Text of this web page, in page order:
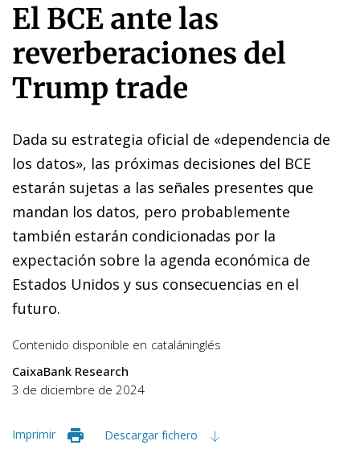
El BCE ante las
reverberaciones del
Trump trade
Dada su estrategia oficial de «dependencia de
los datos», las próximas decisiones del BCE
estarán sujetas a las señales presentes que
mandan los datos, pero probablemente
también estarán condicionadas por la
expectación sobre la agenda económica de
Estados Unidos y sus consecuencias en el
futuro.
Contenido disponible en cataláninglés
CaixaBank Research
3 de diciembre de 2024
Imprimir Descargar fichero